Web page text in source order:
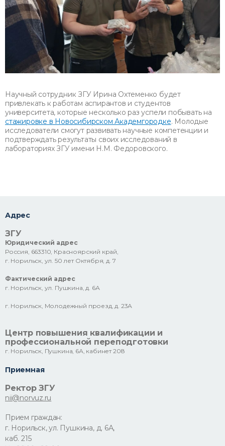
Научный сотрудник ЗГУ Ирина Охтеменко будет
привлекать к работам аспирантов и студентов
университета, которые несколько раз успели побывать на
стажировке в Новосибирском Академгородке. Молодые
исследователи смогут развивать научные компетенции и
подтверждать результаты своих исследований в
лабораториях ЗГУ имени Н.М. Федоровского.
Адрес
ЗГУ
Юридический адрес
Россия, 663310, Красноярский край,
г. Норильск, ул. 50 лет Октября, д. 7
Фактический адрес
г. Норильск, ул. Пушкина, д. 6А
г. Норильск, Молодежный проезд, д. 23А
Центр повышения квалификации и
профессиональной переподготовки
г. Норильск, Пушкина, 6А, кабинет 208
Приемная
Ректор ЗГУ
nii@norvuz.ru
Прием граждан:
г. Норильск, ул. Пушкина, д. 6А,
каб. 215